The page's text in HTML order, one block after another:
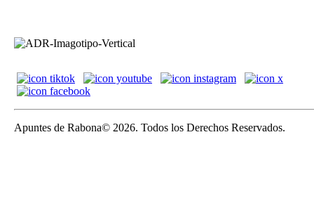
Apuntes de Rabona© 2026. Todos los Derechos Reservados.